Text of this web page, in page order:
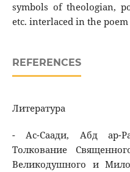
symbols of theologian,
etc. interlaced in the
REFERENCES
Литература
- Ас-Саади, Абд ар-
Толкование
Великодушного и